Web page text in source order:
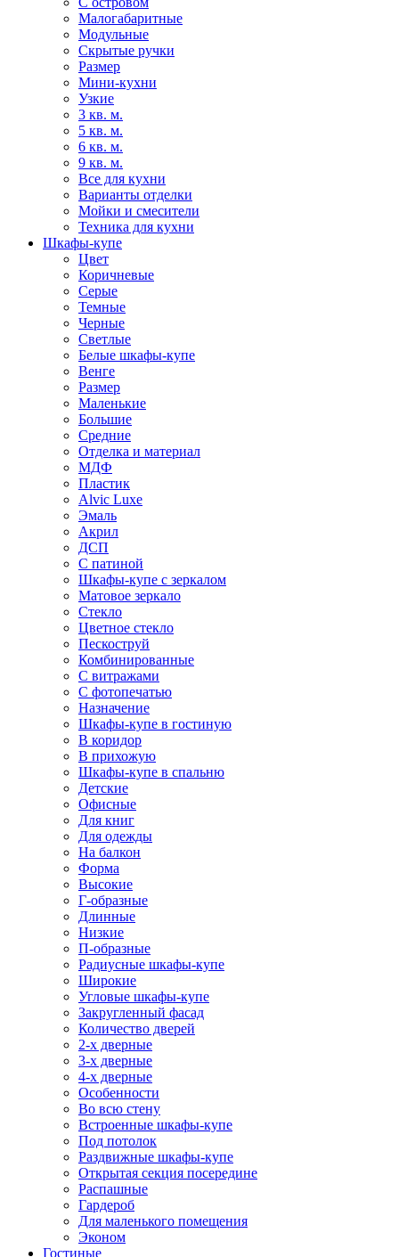
Малогабаритные
Модульные
Скрытые ручки
Размер
Мини-кухни
Узкие
3 кв. м.
5 кв. м.
6 кв. м.
9 кв. м.
Все для кухни
Варианты отделки
Мойки и смесители
Техника для кухни
Шкафы-купе
Цвет
Коричневые
Серые
Темные
Черные
Светлые
Белые шкафы-купе
Венге
Размер
Маленькие
Большие
Средние
Отделка и материал
МДФ
Пластик
Alvic Luxe
Эмаль
Акрил
ДСП
С патиной
Шкафы-купе с зеркалом
Матовое зеркало
Стекло
Цветное стекло
Пескоструй
Комбинированные
С витражами
С фотопечатью
Назначение
Шкафы-купе в гостиную
В коридор
В прихожую
Шкафы-купе в спальню
Детские
Офисные
Для книг
Для одежды
На балкон
Форма
Высокие
Г-образные
Длинные
Низкие
П-образные
Радиусные шкафы-купе
Широкие
Угловые шкафы-купе
Закругленный фасад
Количество дверей
2-х дверные
3-х дверные
4-х дверные
Особенности
Во всю стену
Встроенные шкафы-купе
Под потолок
Раздвижные шкафы-купе
Открытая секция посередине
Распашные
Гардероб
Для маленького помещения
Эконом
Гостиные